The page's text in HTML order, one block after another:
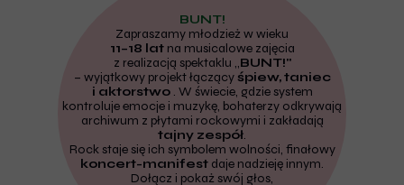
BUNT!
Zapraszamy młodzież w wieku
11–18 lat na musicalowe zajęcia
z realizacją spektaklu ,,BUNT!"
– wyjątkowy projekt łączący śpiew, taniec
i aktorstwo. W świecie, gdzie system
kontroluje emocje i muzykę, bohaterzy odkrywają
archiwum z płytami rockowymi i zakładają
tajny zespół.
Rock staje się ich symbolem wolności, finałowy
koncert-manifest daje nadzieję innym.
Dołącz i pokaż swój głos,